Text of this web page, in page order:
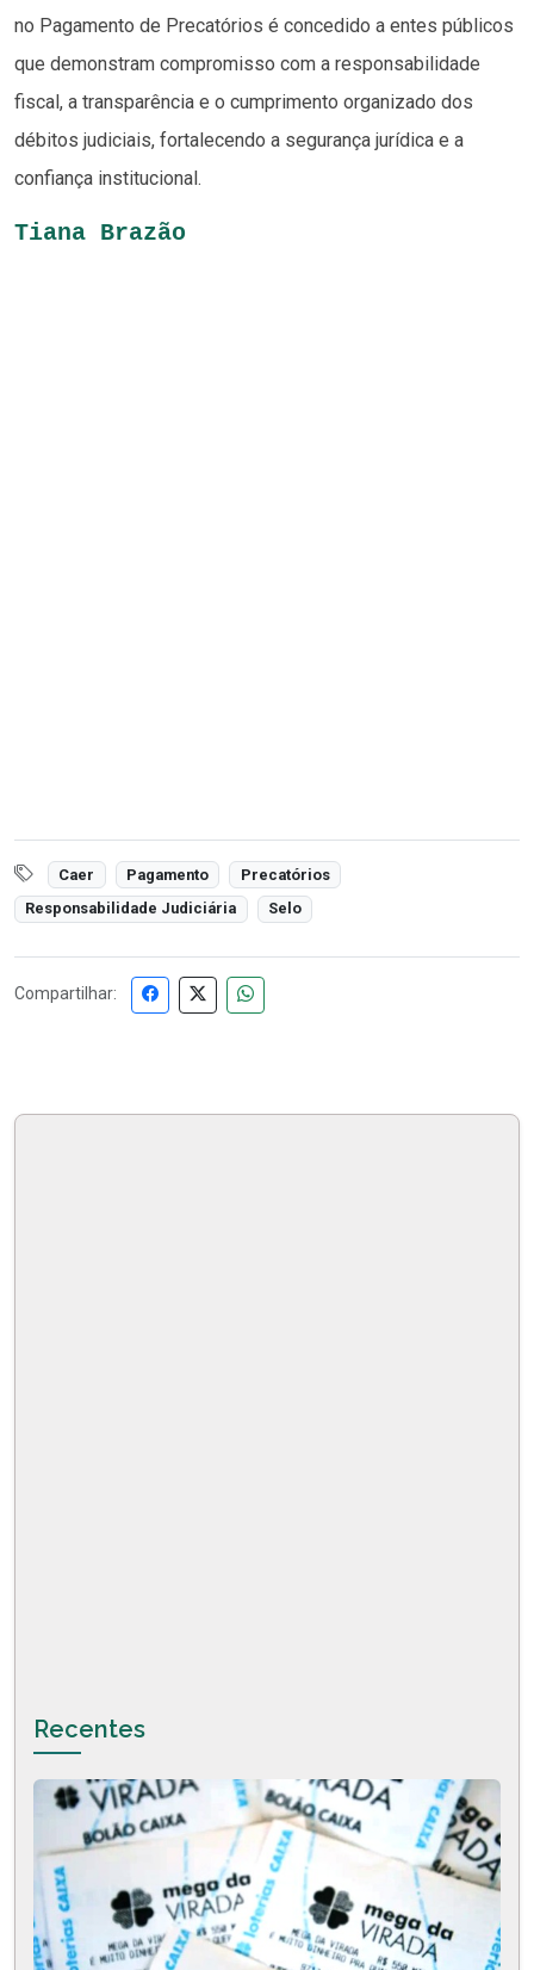
no Pagamento de Precatórios é concedido a entes públicos
que demonstram compromisso com a responsabilidade
fiscal, a transparência e o cumprimento organizado dos
débitos judiciais, fortalecendo a segurança jurídica e a
confiança institucional.
Tiana Brazão
Caer Pagamento
Precatórios
Responsabilidade Judiciária
Selo
Compartilhar:
Recentes